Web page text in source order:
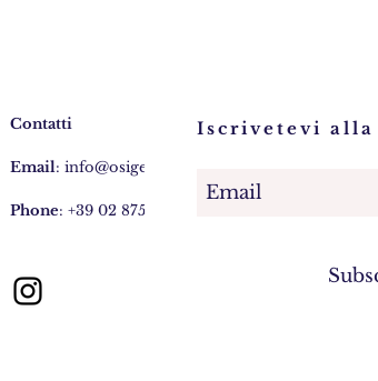
Contatti
Email: info@osigem.com
Phone: +39 02 875745
Iscrivetevi alla